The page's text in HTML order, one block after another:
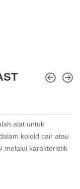
alat untuk
koloid cair atau
melalui karakteristik